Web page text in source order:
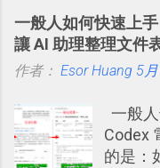
子彈筆
板分享
時帶來
旅遊回
享合作
置。不
的， 那
你」的
標籤
相片圖
審查」
一般人如何快速上
讓 AI 助理整理文件
作者： Esor Huang 5
一般
Codex
的是：